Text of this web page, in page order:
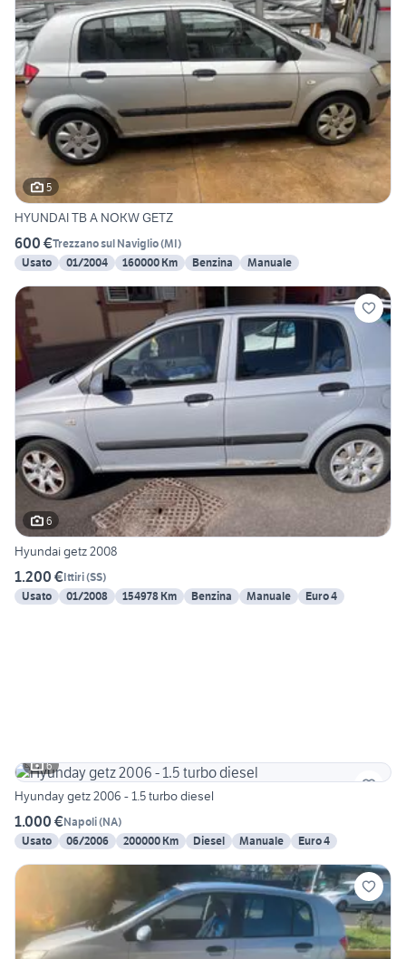
5
HYUNDAI TB A NOKW GETZ
600 €Trezzano sul Naviglio(MI)
Usato
01/2004 160000 Km Benzina Manuale
6
Hyundai getz 2008
1.200 €Ittiri(SS)
Usato
01/2008 154978 Km Benzina Manuale Euro 4
6
Hyunday getz 2006 - 1.5 turbo diesel
1.000 €Napoli(NA)
Usato
06/2006 200000 Km Diesel Manuale Euro 4